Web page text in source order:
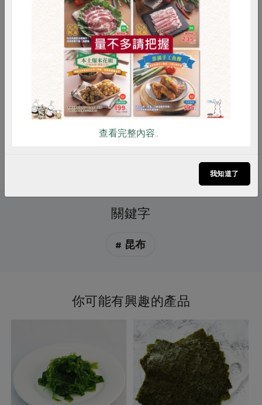
調理方式
以乾淨的布稍微擦淨，剪成合適的大
小 煮湯 ─ 將昆布放入冷水中，以中
小火煮沸後即可 涼拌 ─ 將煮熟的昆
布切成適合的大小，加入調味料即可
涼拌食用
1. 開封後請及早食用，若有剩餘，請
密封保存於陰涼乾燥處，或封好置於
2. 昆布表面白色粉末狀為自然析出甘
關鍵字
# 昆布
你可能有興趣的產品
RPET 食譜 減硝酸鹽
雞蛋 食安 共同購買
查看完整內容..
我知道了